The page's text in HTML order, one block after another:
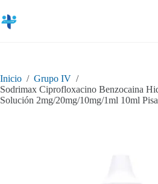
al
contenido
Inicio / Grupo IV /
Sodrimax Ciprofloxacino Benzocaina
Solución 2mg/20mg/10mg/1ml 10ml Pisa